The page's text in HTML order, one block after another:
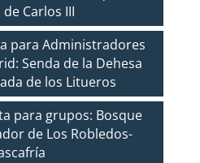
de Carlos III
para Administradores
Senda de la Dehesa
de los Litueros
para grupos: Bosque
de Los Robledos-